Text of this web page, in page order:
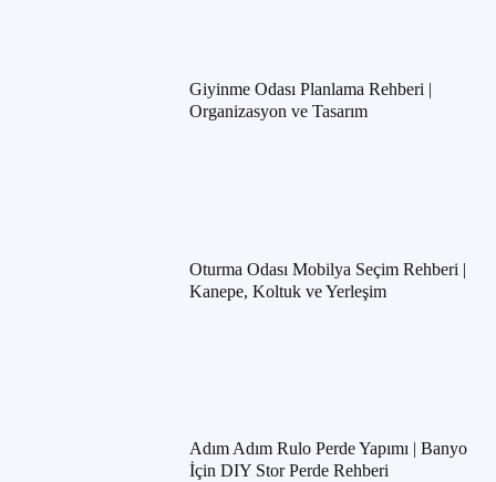
Giyinme Odası Planlama Rehberi |
Organizasyon ve Tasarım
Oturma Odası Mobilya Seçim Rehberi |
Kanepe, Koltuk ve Yerleşim
Adım Adım Rulo Perde Yapımı | Banyo
İçin DIY Stor Perde Rehberi